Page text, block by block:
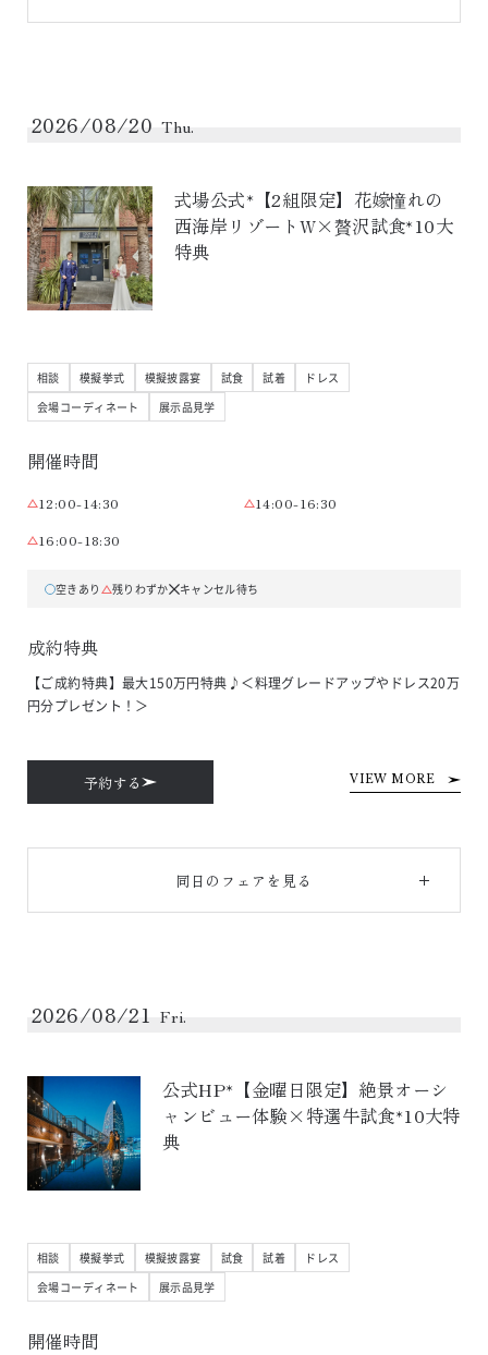
2026/08/20 Thu.
式場公式*【2組限定】花嫁憧れの
西海岸リゾートW×贅沢試食*10大
特典
相談 模擬挙式 模擬披露宴 試食 試着
ドレス
会場コーディネート
展示品見学
開催時間
12:00-14:30
14:00-16:30
16:00-18:30
空きあり 残りわずか キャンセル待ち
成約特典
【ご成約特典】最大150万円特典♪＜料理グレードアップやドレス20万
円分プレゼント！＞
予約する VIEW MORE
同日のフェアを見る
2026/08/21 Fri.
公式HP*【金曜日限定】絶景オーシ
ャンビュー体験×特選牛試食*10大特
典
相談 模擬挙式 模擬披露宴 試食 試着
ドレス
会場コーディネート
展示品見学
開催時間